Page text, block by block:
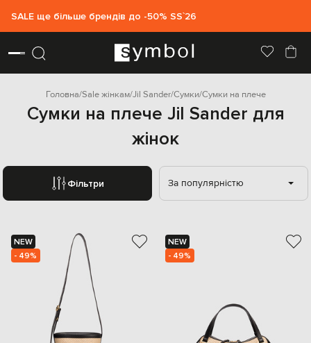
SALE ще більше брендів до -50% SS`26
Головна Sale жінкам Jil Sander Сумки Сумки на плече
Сумки на плече Jil Sander для
жінок
Фільтри За популярністю
NEW
- 49%
NEW
- 49%